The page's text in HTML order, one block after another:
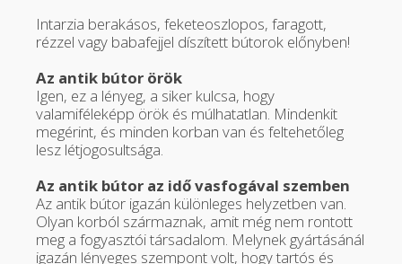
Intarzia berakásos, feketeoszlopos, faragott,
rézzel vagy babafejjel díszített bútorok előnyben!
Az antik bútor örök
Igen, ez a lényeg, a siker kulcsa, hogy
valamiféleképp örök és múlhatatlan. Mindenkit
megérint, és minden korban van és feltehetőleg
lesz létjogosultsága.
Az antik bútor az idő vasfogával szemben
Az antik bútor igazán különleges helyzetben van.
Olyan korból származnak, amit még nem rontott
meg a fogyasztói társadalom. Melynek gyártásánál
igazán lényeges szempont volt, hogy tartós és